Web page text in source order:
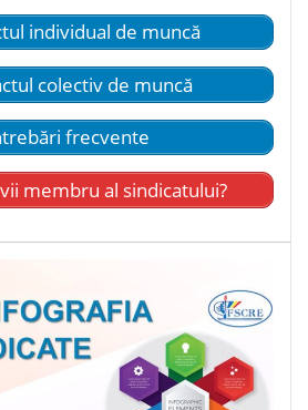
individual de muncă
colectiv de muncă
frecvente
membru al sindicatului?